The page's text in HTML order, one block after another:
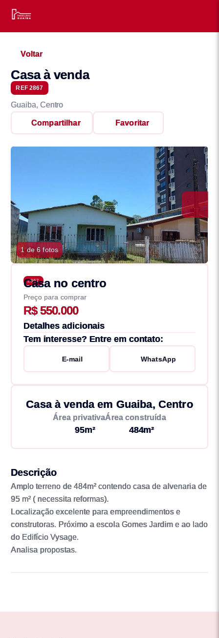
Voltar
Casa à venda
REF 2867
Guaiba, Centro
Compartilhar Favoritar
1 de 6 fotos
2867
Casa no centro
Preço para comprar
R$ 550.000
Detalhes adicionais
Tem interesse? Entre em contato:
E-mail WhatsApp
Casa à venda em Guaiba, Centro
Área privativa
95m²
Área construída
484m²
Descrição
Amplo terreno de 484m² contendo casa de alvenaria de
95 m² ( necessita reformas).
Localização excelente para empreendimentos e
construtoras. Próximo a escola Gomes Jardim e ao lado
do Edifício Vysage.
Analisa propostas.